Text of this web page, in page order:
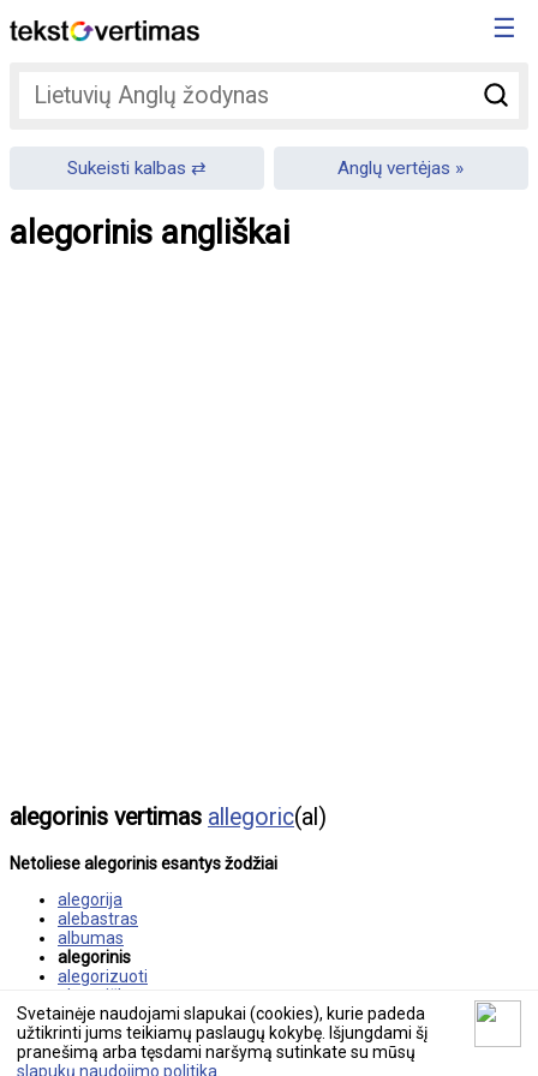
Svetainėje naudojami slapukai (cookies), kurie padeda
užtikrinti jums teikiamų paslaugų kokybę. Išjungdami šį
pranešimą arba tęsdami naršymą sutinkate su mūsų
slapukų naudojimo politika
☰
Sukeisti kalbas Anglų vertėjas
alegorinis angliškai
alegorinis vertimas allegoric(al)
Netoliese alegorinis esantys žodžiai
alegorija
alebastras
albumas
alegorinis
alegorizuoti
alegoriškumas
aleliuja
© 2026 tekstovertimas.lt